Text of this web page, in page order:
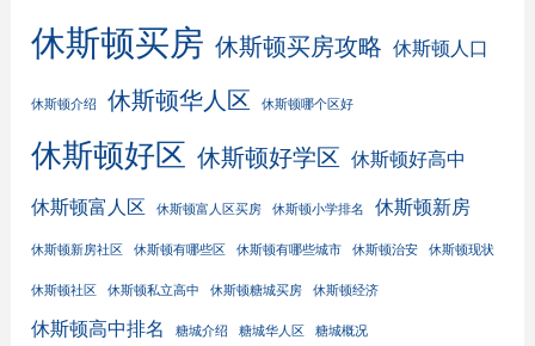
休斯顿买房 休斯顿买房攻略 休斯顿人口
休斯顿介绍 休斯顿华人区 休斯顿哪个区好
休斯顿好区 休斯顿好学区 休斯顿好高中
休斯顿富人区 休斯顿富人区买房 休斯顿小学排名 休斯顿新房
休斯顿新房社区 休斯顿有哪些区 休斯顿有哪些城市 休斯顿治安 休斯顿现状
休斯顿社区 休斯顿私立高中 休斯顿糖城买房 休斯顿经济
休斯顿高中排名 糖城介绍 糖城华人区 糖城概况